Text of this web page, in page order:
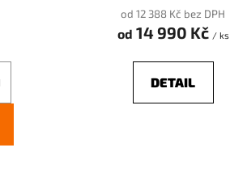
od 12 388 Kč bez DPH
od 14 990 Kč / ks
DETAIL